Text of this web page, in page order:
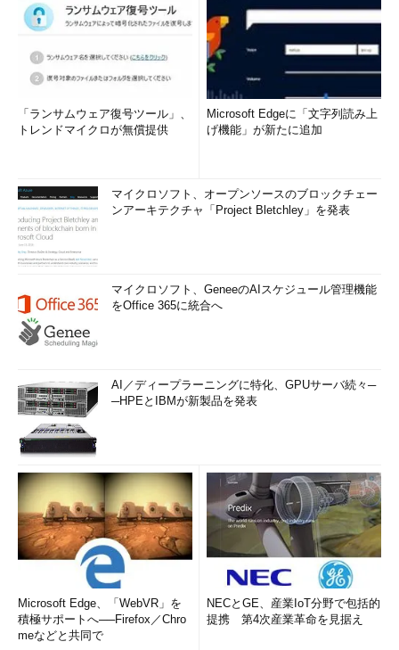
「ランサムウェア復号ツール」、
トレンドマイクロが無償提供
Microsoft Edgeに「文字列読み上
げ機能」が新たに追加
マイクロソフト、オープンソースのブロックチェー
ンアーキテクチャ「Project Bletchley」を発表
マイクロソフト、GeneeのAIスケジュール管理機能
をOffice 365に統合へ
AI／ディープラーニングに特化、GPUサーバ続々─
─HPEとIBMが新製品を発表
Microsoft Edge、「WebVR」を
積極サポートへ──Firefox／Chro
meなどと共同で
NECとGE、産業IoT分野で包括的
提携 第4次産業革命を見据え